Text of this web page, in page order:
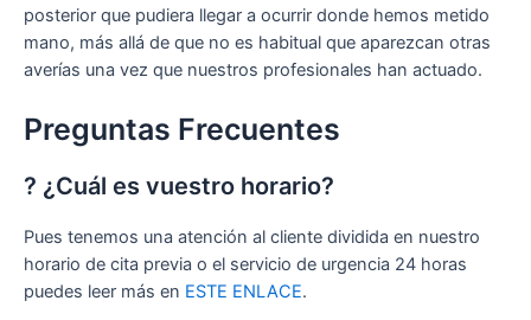
posterior que pudiera llegar a ocurrir donde hemos metido
mano, más allá de que no es habitual que aparezcan otras
averías una vez que nuestros profesionales han actuado.
Preguntas Frecuentes
? ¿Cuál es vuestro horario?
Pues tenemos una atención al cliente dividida en nuestro
horario de cita previa o el servicio de urgencia 24 horas
puedes leer más en ESTE ENLACE.